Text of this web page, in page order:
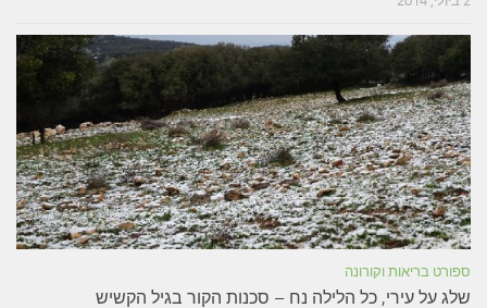
ספורט בריאות וקורונה
שלג על עירי, כל הלילה נח – סכנות הקור בגיל הקשיש